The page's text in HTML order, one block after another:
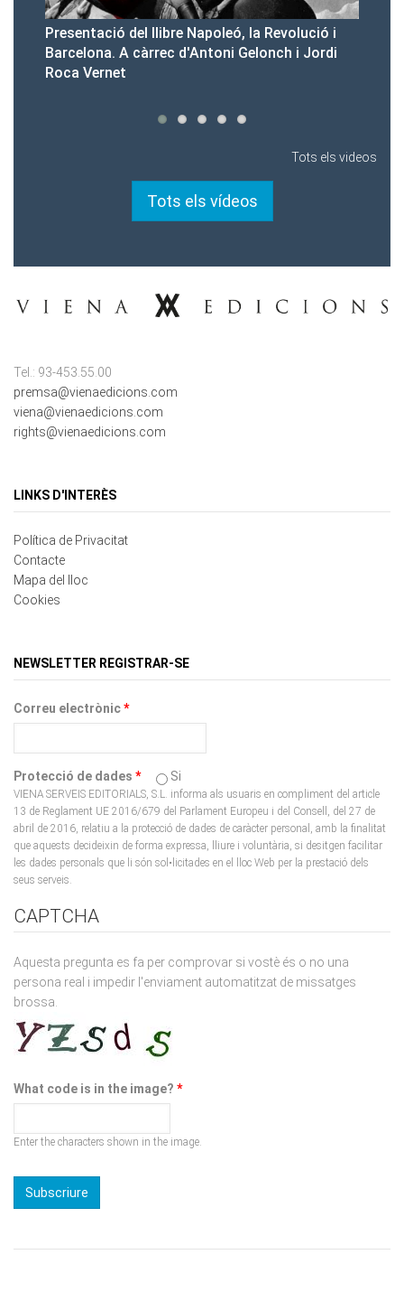
Revolució i
i Jordi
Presentació del Club Victòria
viena@vienaedicions.com
rights@vienaedicions.com
Política de Privacitat
Mapa del lloc
Cookies
Correu electrònic*
13 de Reglament UE 2016/679 del Parlament Europeu i del Consell, del 27 de
abril de 2016, relatiu a la protecció de dades de caràcter personal, amb la finalitat
que aquests decideixin de forma expressa, lliure i voluntària, si desitgen facilitar
les dades personals que li són sol•licitades en el lloc Web per la prestació dels
seus serveis.
CAPTCHA
Aquesta pregunta es fa per comprovar si vostè és o no una
brossa.
What code is in the image?